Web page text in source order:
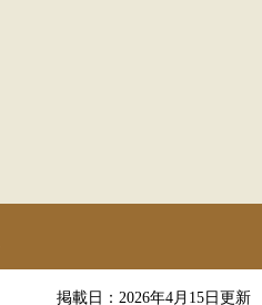
掲載日：2026年4月15日更新